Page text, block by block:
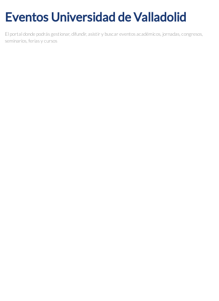
Eventos Universidad de Valladolid
El portal donde podrás gestionar, difundir, asistir y buscar eventos académicos, jornadas, congresos,
seminarios, ferias y cursos